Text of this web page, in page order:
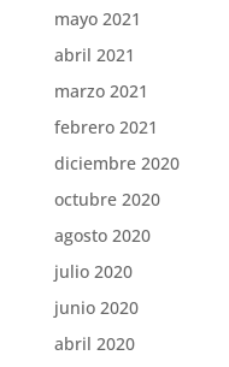
mayo 2021
abril 2021
marzo 2021
febrero 2021
diciembre 2020
octubre 2020
agosto 2020
julio 2020
junio 2020
abril 2020